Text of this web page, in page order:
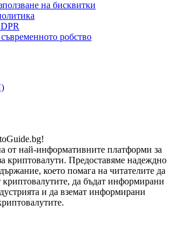
на бисквитки
робство
от най-информативните платформи за
криптовалути. Предоставяме надеждно
което помага на читателите да
криптовалутите, да бъдат информирани
и да вземат информирани